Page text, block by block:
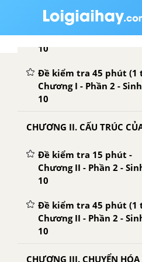
Đề kiểm tra 15 phút -
Chương I - Phần 2 -
10
Đề kiểm tra 45 phút (1
Chương I - Phần 2 -
10
Đề kiểm tra 15 phút -
Chương II - Phần 2 -
10
Đề kiểm tra 45 phút (1
Chương II - Phần 2 -
10